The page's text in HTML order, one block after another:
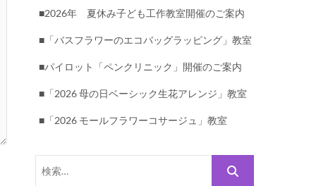
■2026年 夏休み子ども工作教室開催のご案内
■「バスフラワーのエコバッグラッピング」教室
■パイロット「ペンクリニック」開催のご案内
■「2026 母の日ベーシック生花アレンジ」教室
■「2026 モールフラワーコサージュ」教室